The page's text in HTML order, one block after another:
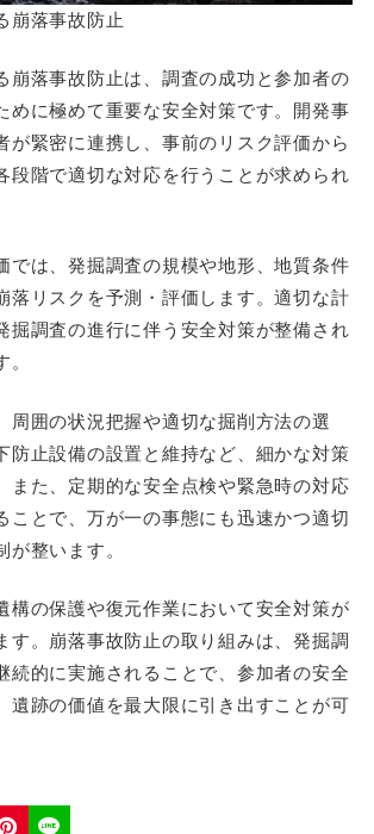
崩落事故防止
崩落事故防止は、調査の成功と参加者の
めに極めて重要な安全対策です。開発事
が緊密に連携し、事前のリスク評価から
段階で適切な対応を行うことが求められ
では、発掘調査の規模や地形、地質条件
落リスクを予測・評価します。適切な計
掘調査の進行に伴う安全対策が整備され
周囲の状況把握や適切な掘削方法の選
防止設備の設置と維持など、細かな対策
また、定期的な安全点検や緊急時の対応
ことで、万が一の事態にも迅速かつ適切
整います。
構の保護や復元作業において安全対策が
す。崩落事故防止の取り組みは、発掘調
続的に実施されることで、参加者の安全
遺跡の価値を最大限に引き出すことが可